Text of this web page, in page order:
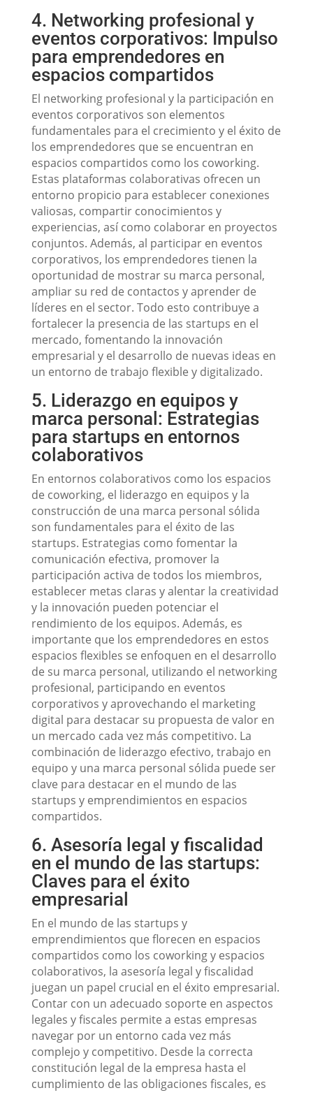
4. Networking profesional y
eventos corporativos: Impulso
para emprendedores en
espacios compartidos
El networking profesional y la participación en
eventos corporativos son elementos
fundamentales para el crecimiento y el éxito de
los emprendedores que se encuentran en
espacios compartidos como los coworking.
Estas plataformas colaborativas ofrecen un
entorno propicio para establecer conexiones
valiosas, compartir conocimientos y
experiencias, así como colaborar en proyectos
conjuntos. Además, al participar en eventos
corporativos, los emprendedores tienen la
oportunidad de mostrar su marca personal,
ampliar su red de contactos y aprender de
líderes en el sector. Todo esto contribuye a
fortalecer la presencia de las startups en el
mercado, fomentando la innovación
empresarial y el desarrollo de nuevas ideas en
un entorno de trabajo flexible y digitalizado.
5. Liderazgo en equipos y
marca personal: Estrategias
para startups en entornos
colaborativos
En entornos colaborativos como los espacios
de coworking, el liderazgo en equipos y la
construcción de una marca personal sólida
son fundamentales para el éxito de las
startups. Estrategias como fomentar la
comunicación efectiva, promover la
participación activa de todos los miembros,
establecer metas claras y alentar la creatividad
y la innovación pueden potenciar el
rendimiento de los equipos. Además, es
importante que los emprendedores en estos
espacios flexibles se enfoquen en el desarrollo
de su marca personal, utilizando el networking
profesional, participando en eventos
corporativos y aprovechando el marketing
digital para destacar su propuesta de valor en
un mercado cada vez más competitivo. La
combinación de liderazgo efectivo, trabajo en
equipo y una marca personal sólida puede ser
clave para destacar en el mundo de las
startups y emprendimientos en espacios
compartidos.
6. Asesoría legal y fiscalidad
en el mundo de las startups:
Claves para el éxito
empresarial
En el mundo de las startups y
emprendimientos que florecen en espacios
compartidos como los coworking y espacios
colaborativos, la asesoría legal y fiscalidad
juegan un papel crucial en el éxito empresarial.
Contar con un adecuado soporte en aspectos
legales y fiscales permite a estas empresas
navegar por un entorno cada vez más
complejo y competitivo. Desde la correcta
constitución legal de la empresa hasta el
cumplimiento de las obligaciones fiscales, es